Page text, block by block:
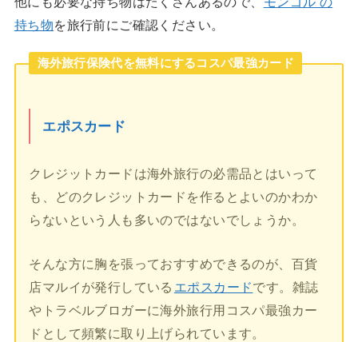
持ち物を旅行前にご確認ください。
海外旅行保険代を無料にするコスパ最強カード
エポスカード
クレジットカードは海外旅行の必需品とはいって
も、どのクレジットカードを作るとよいのかわか
らないという人も多いのではないでしょうか。
そんな方に胸を張っておすすめできるのが、百貨
店マルイが発行している エポスカードです。雑誌
やトラベルブロガーに海外旅行用コスパ最強カー
ドとして頻繁に取り上げられています。